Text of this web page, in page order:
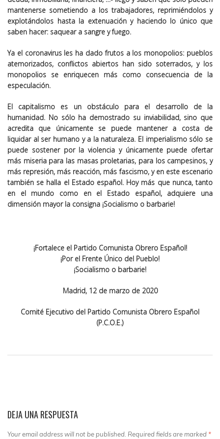
mantenerse sometiendo a los trabajadores, reprimiéndolos y
explotándolos hasta la extenuación y haciendo lo único que
saben hacer: saquear a sangre y fuego.
Ya el coronavirus les ha dado frutos a los monopolios: pueblos
atemorizados, conflictos abiertos han sido soterrados, y los
monopolios se enriquecen más como consecuencia de la
especulación.
El capitalismo es un obstáculo para el desarrollo de la
humanidad. No sólo ha demostrado su inviabilidad, sino que
acredita que únicamente se puede mantener a costa de
liquidar al ser humano y a la naturaleza. El imperialismo sólo se
puede sostener por la violencia y únicamente puede ofertar
más miseria para las masas proletarias, para los campesinos, y
más represión, más reacción, más fascismo, y en este escenario
también se halla el Estado español. Hoy más que nunca, tanto
en el mundo como en el Estado español, adquiere una
dimensión mayor la consigna ¡Socialismo o barbarie!
¡Fortalece el Partido Comunista Obrero Español!
¡Por el Frente Único del Pueblo!
¡Socialismo o barbarie!
Madrid, 12 de marzo de 2020
Comité Ejecutivo del Partido Comunista Obrero Español
(P.C.O.E.)
DEJA UNA RESPUESTA
Your email address will not be published. Required fields are marked *